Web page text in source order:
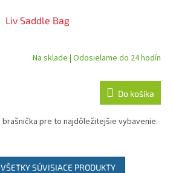
Liv Saddle Bag
Na sklade | Odosielame do 24 hodín
Do košíka
pre to najdôležitejšie vybavenie.
SÚVISIACE PRODUKTY